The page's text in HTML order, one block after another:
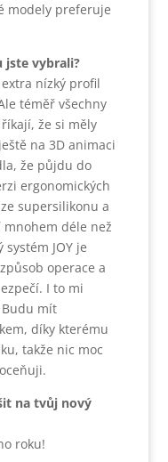
modely preferuje
jste vybrali?
nízký profil
téměř všechny
že si měly
na 3D animaci
že půjdu do
ergonomických
supersilikonu a
déle než
JOY je
operace a
I to mi
mít
díky kterému
takže nic moc
na tvůj nový
roku!